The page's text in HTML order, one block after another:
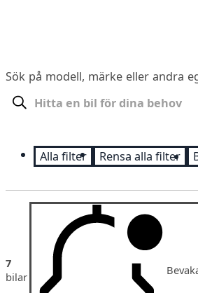
Sök på modell, märke eller andra
Alla filter Rensa alla filter
7
bilar